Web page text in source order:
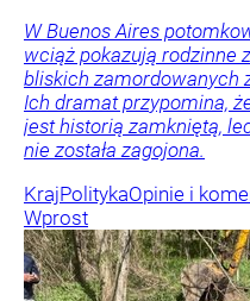
W Buenos Aires
wciąż pokazują rodzinne
bliskich zamordowanych
Ich dramat przypomina,
jest historią zamkniętą,
nie została zagojona.
KrajPolitykaOpinie i
Wprost